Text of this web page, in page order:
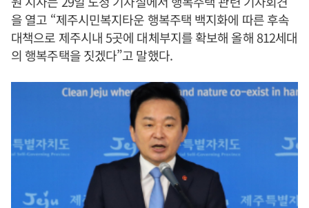
을 열고 “제주시민복지타운 행복주택 백지화에 따른 후속
대책으로 제주시내 5곳에 대체부지를 확보해 올해 812세대
의 행복주택을 짓겠다”고 말했다.